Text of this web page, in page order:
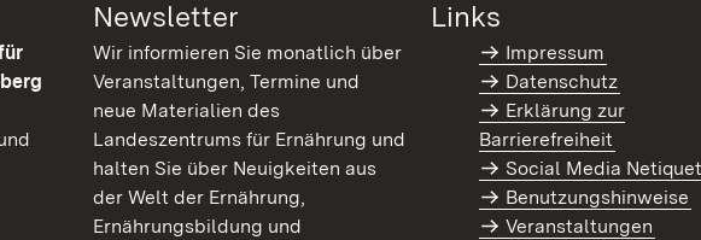
Newsletter
Wir informieren Sie monatlich über
Veranstaltungen, Termine und
neue Materialien des
Landeszentrums für Ernährung und
halten Sie über Neuigkeiten aus
der Welt der Ernährung,
Ernährungsbildung und
Links
Impressum
Datenschutz
Erklärung zur
Barrierefreiheit
Social Media
Benutzungshinweise
Veranstaltungen